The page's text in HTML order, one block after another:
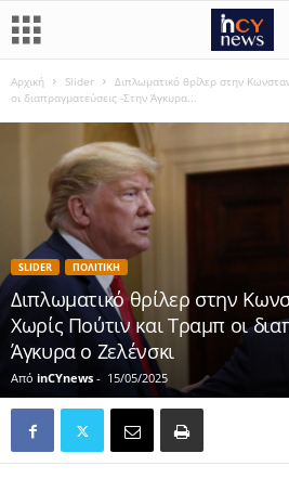
Αρχική Slider
Διπλωματικό θρίλερ στην
οι διαπραγματεύσεις -Στην Άγκυρα...
SLIDER ΠΟΛΙΤΙΚΗ
Διπλωματικό θρίλερ στην
Χωρίς Πούτιν και Τραμπ οι
Άγκυρα ο Ζελένσκι
Από inCYnews - 15/05/2025